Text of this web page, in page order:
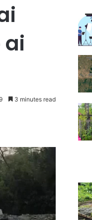
ai
3 minutes read